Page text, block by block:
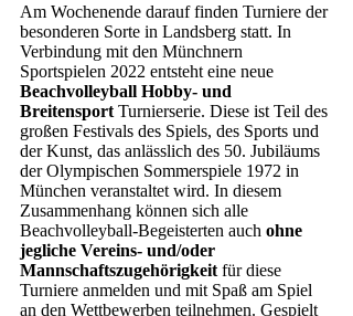
Am Wochenende darauf finden Turniere der
besonderen Sorte in Landsberg statt. In
Verbindung mit den Münchnern
Sportspielen 2022 entsteht eine neue
Beachvolleyball Hobby- und
Breitensport Turnierserie. Diese ist Teil des
großen Festivals des Spiels, des Sports und
der Kunst, das anlässlich des 50. Jubiläums
der Olympischen Sommerspiele 1972 in
München veranstaltet wird. In diesem
Zusammenhang können sich alle
Beachvolleyball-Begeisterten auch ohne
jegliche Vereins- und/oder
Mannschaftszugehörigkeit für diese
Turniere anmelden und mit Spaß am Spiel
an den Wettbewerben teilnehmen. Gespielt